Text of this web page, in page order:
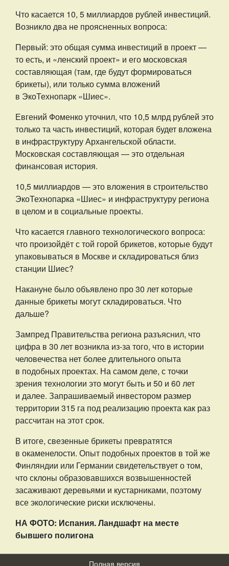
Что касается 10, 5 миллиардов рублей инвестиций.
Возникло два не проясненных вопроса:
Первый: это общая сумма инвестиций в проект —
то есть, и «ленский проект» и его московская
составляющая (там, где будут формироваться
брикеты), или только сумма вложений
в ЭкоТехнопарк «Шиес».
Евгений Фоменко уточнил, что 10,5 млрд рублей это
только та часть инвестиций, которая будет вложена
в инфраструктуру Архангельской области.
Московская составляющая — это отдельная
финансовая история.
10,5 миллиардов — это вложения в строительство
ЭкоТехнопарка «Шиес» и инфраструктуру региона
в целом и в социальные проекты.
Что касается главного технологического вопроса:
что произойдёт с той горой брикетов, которые будут
упаковываться в Москве и складироваться близ
станции Шиес?
Накануне было объявлено про 30 лет которые
данные брикеты могут складироваться. Что
дальше?
Зампред Правительства региона разъяснил, что
цифра в 30 лет возникла из-за того, что в истории
человечества нет более длительного опыта
в подобных проектах. На самом деле, с точки
зрения технологии это могут быть и 50 и 60 лет
и далее. Запрашиваемый инвестором размер
территории 315 га под реализацию проекта как раз
рассчитан на этот срок.
В итоге, свезенные брикеты превратятся
в окаменелости. Опыт подобных проектов в той же
Финляндии или Германии свидетельствует о том,
что склоны образовавшихся возвышенностей
засаживают деревьями и кустарниками, поэтому
все экологические риски исключены.
НА ФОТО: Испания. Ландшафт на месте
бывшего полигона
Полная версия